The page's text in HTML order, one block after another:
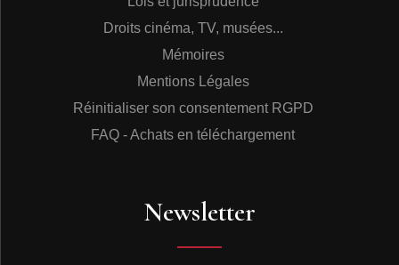
1952 pour animer le restaurant antillais “La Créole” qui
venait d’être ouvert par une ex-chanteuse antillaise,
arrondissement. Par son charme, son humour
intarissable, son sens inné du contact humain, Gérard
forgeant chaque soir un énorme succès. Il interprète ses
conseils de Liliane Harley, Gérard suit durant plusieurs
roumain réputé à l’époque, grand spécialiste du Bel
Droits cinéma, TV, musées...
Mémoires
Mentions Légales
Réinitialiser son consentement RGPD
FAQ - Achats en téléchargement
Newsletter